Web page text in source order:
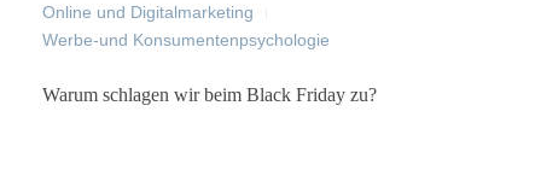
Online und Digitalmarketing
Werbe-und Konsumentenpsychologie
Warum schlagen wir beim Black Friday zu?